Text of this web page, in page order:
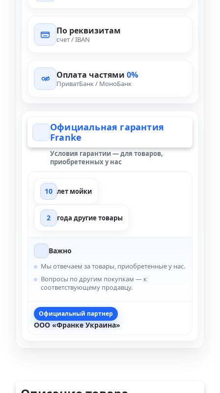
По реквизитам
счет / IBAN
Оплата частями 0%
ПриватБанк / МоноБанк
Официальная гарантия
Franke
Условия гарантии — для товаров,
приобретенных у нас
10 лет мойки
2 года другие товары
Важно
Мы отвечаем за товары, приобретенные у нас.
Вопросы по другим покупкам — к
соответствующему продавцу.
Официальный партнер
ООО «Франке Украина»